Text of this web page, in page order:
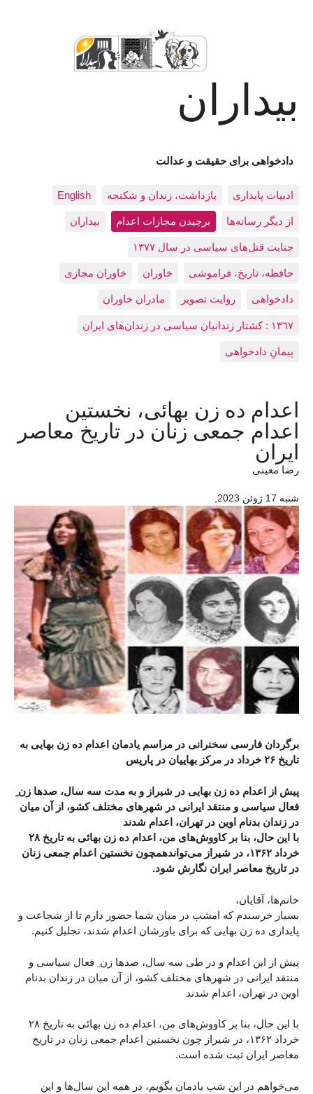
بیداران
دادخواهی برای حقیقت و عدالت
ادبيات پايداری بازداشت، زندان و شکنجه English
از دیگر رسانه‌ها برچیدن مجازات اعدام بيداران
جنایت قتل‌های سیاسی در سال ۱۳۷۷
حافظه، تاريخ، فراموشی خاوران خاوران مجازی
دادخواهی روایت تصویر مادران خاوران
١٣٦٧ : کشتار زندانيان سياسی در زندان‌های ایران
پیمانِ دادخواهی
اعدام ده زن بهائی، نخستین
اعدام جمعی زنان در تاریخ معاصر
ایران
رضا معینی
شنبه 17 ژوئن 2023 ,
برگردان فارسی سخنرانی در مراسم یادمان اعدام ده زن بهایی به
تاریخ ۲۶ خرداد در مرکز بهاییان در پاریس
پیش از اعدام ده زن بهایی در شیراز و به مدت سه سال، صدها زن ِ
فعال سیاسی و منتقد ایرانی در شهرهای مختلف کشو، از آن میان
در زندان بدنام اوین در تهران، اعدام شدند
با این حال، بنا بر کاووش‌های من، اعدام ده زن بهائی به تاریخ ۲۸
خرداد ۱۳۶۲، در شیراز می‌تواندهمچون نخستین اعدام جمعی زنان
در تاریخ معاصر ایران نگارش شود.
خانم‌ها، آقایان،
بسیار خرسندم که امشب در میان شما حضور دارم تا از شجاعت و
پایداری ده زن بهایی که برای باورشان اعدام شدند، تجلیل کنیم.
پیش از این اعدام و در طی سه سال، صدها زن ِ فعال سیاسی و
منتقد ایرانی در شهرهای مختلف کشو، از آن میان در زندان بدنام
اوین در تهران، اعدام شدند
با این حال، بنا بر کاووش‌های من، اعدام ده زن بهائی به تاریخ ۲۸
خرداد ۱۳۶۲، در شیراز چون نخستین اعدام جمعی زنان در تاریخ
معاصر ایران ثبت شده است.
می‌خواهم در این شب یادمان بگویم، در همه این سال‌ها و این